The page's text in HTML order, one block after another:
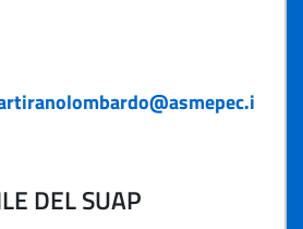
DEL SUAP